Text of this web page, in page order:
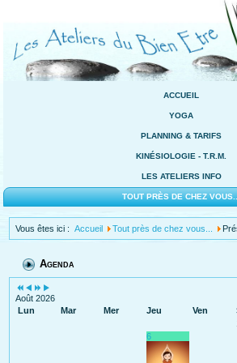
ACCUEIL
YOGA
PLANNING & TARIFS
KINÉSIOLOGIE - T.R.M.
LES ATELIERS INFO
TOUT PRÈS DE CHEZ
Vous êtes ici :Accueil Tout près de chez vous...
Agenda
Août 2026
Lun
Mar Mer Jeu Ven
6